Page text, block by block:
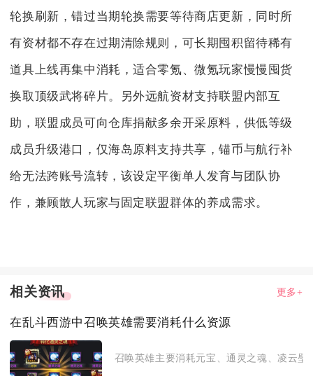
轮换刷新，错过当期轮换需要等待商店更新，同时所
有资材都不存在过期清除规则，可长期囤积留待稀有
道具上线再集中消耗，适合零氪、微氪玩家慢慢囤货
换取顶级武将碎片。另外远航资材支持联盟内部互
助，联盟成员可向仓库捐献多余开采原料，供低等级
成员升级港口，仅海岛原料支持共享，锚币与航行补
给无法跨账号流转，该设定平衡单人发育与团队协
作，兼顾散人玩家与固定联盟群体的养成需求。
相关资讯 更多+
在乱斗西游中召唤英雄需要消耗什么资源
召唤英雄主要消耗元宝、通灵之魂、凌云